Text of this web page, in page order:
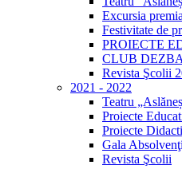
Excursia
Festivitate de
PROIECTE
CLUB
Revista Şcolii
2021 - 2022
Teatru
Proiecte
Proiecte
Gala
Revista Şcolii